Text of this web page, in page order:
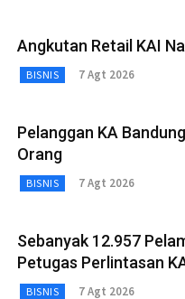
Angkutan Retail KAI
BISNIS 7 Agt 2026
Pelanggan KA
Orang
BISNIS 7 Agt 2026
Sebanyak 12.957
Petugas Perlintasan
BISNIS 7 Agt 2026